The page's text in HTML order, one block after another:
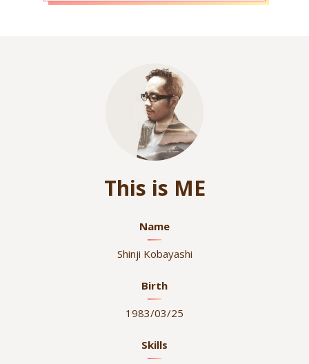
This is ME
Name
Shinji Kobayashi
Birth
1983/03/25
Skills